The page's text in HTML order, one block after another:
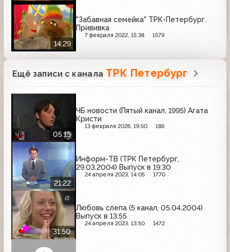
14:29
"Забавная семейка" ТРК-Петербург.
Прививка
7 февраля 2022, 15:38 1579
Ещё записи с канала ТРК Петербург
05:15
ЧБ новости (Пятый канал, 1995) Агата
Кристи
13 февраля 2026, 19:50 186
21:22
Информ-ТВ (ТРК Петербург,
29.03.2004) Выпуск в 19:30
24 апреля 2023, 14:05 1770
31:50
Любовь слепа (5 канал, 05.04.2004)
Выпуск в 13:55
24 апреля 2023, 13:50 1472